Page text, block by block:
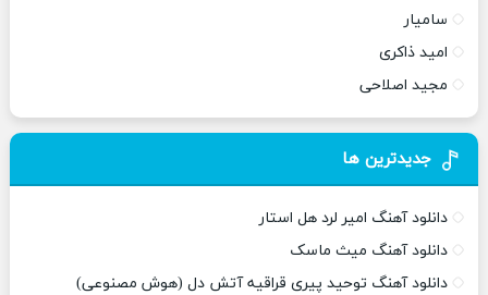
سامیار
امید ذاکری
مجید اصلاحی
جدیدترین ها
دانلود آهنگ امیر لرد هل استار
دانلود آهنگ میث ماسک
دانلود آهنگ توحید پیری قراقیه آتش دل (هوش مصنوعی)